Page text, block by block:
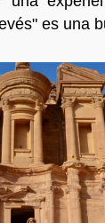
es una